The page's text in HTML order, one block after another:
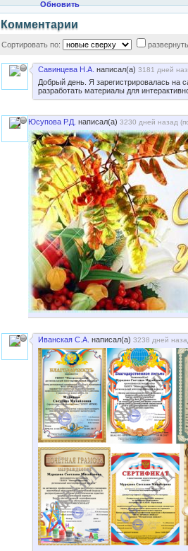
Комментарии
Сортировать по:
Савинцева Н.А. написал(а) 3181 дней
Добрый день. Я зарегистрировалась на
разработать материалы для
Юсупова Р.Д. написал(а) 3230 дней назад (
Иванская С.А. написал(а) 3238 дней